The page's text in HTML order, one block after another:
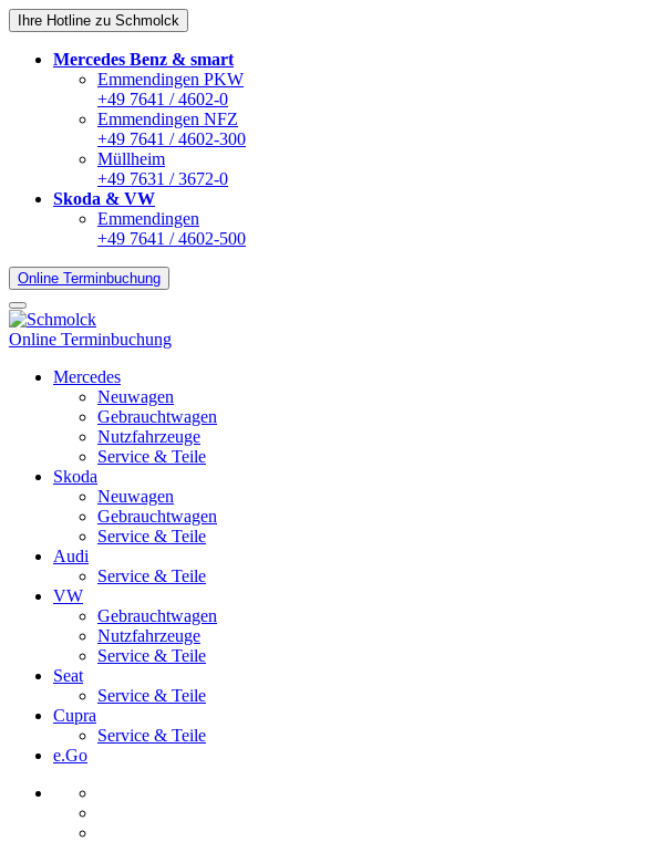
Ihre Hotline zu Schmolck
Mercedes Benz & smart
Emmendingen PKW
+49 7641 / 4602-0
Emmendingen NFZ
+49 7641 / 4602-300
Müllheim
+49 7631 / 3672-0
Skoda & VW
Emmendingen
+49 7641 / 4602-500
Online Terminbuchung
Online Terminbuchung
Mercedes
Neuwagen
Gebrauchtwagen
Nutzfahrzeuge
Service & Teile
Skoda
Neuwagen
Gebrauchtwagen
Service & Teile
Audi
Service & Teile
VW
Gebrauchtwagen
Nutzfahrzeuge
Service & Teile
Seat
Service & Teile
Cupra
Service & Teile
e.Go